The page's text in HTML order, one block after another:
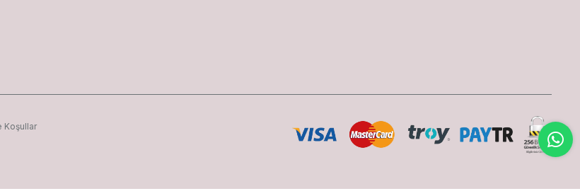
Koşullar